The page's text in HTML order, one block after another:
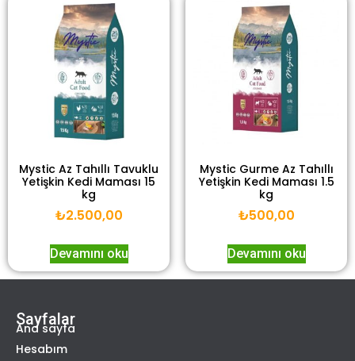
Mystic Az Tahıllı Tavuklu
Yetişkin Kedi Maması 15
kg
₺2.500,00
Devamını oku
Mystic Gurme Az Tahıllı
Yetişkin Kedi Maması 1.5
kg
₺500,00
Devamını oku
Sayfalar
Ana sayfa
Hesabım